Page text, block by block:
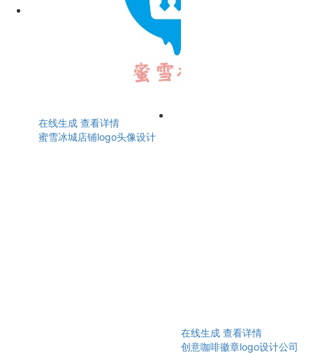
在线生成 查看详情
蜜雪冰城店铺logo头像设计
在线生成 查看详情
创意咖啡徽章logo设计公司